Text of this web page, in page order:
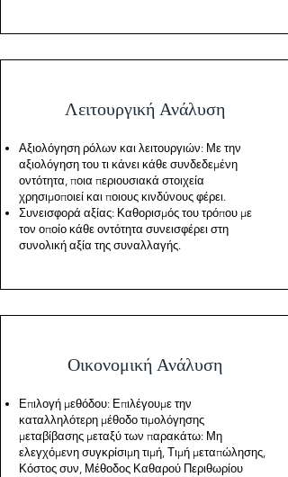
Λειτουργική Ανάλυση
Αξιολόγηση ρόλων και λειτουργιών: Με την
αξιολόγηση του τι κάνει κάθε συνδεδεμένη
οντότητα, ποια περιουσιακά στοιχεία
χρησιμοποιεί και ποιους κινδύνους φέρει.
Συνεισφορά αξίας: Καθορισμός του τρόπου με
τον οποίο κάθε οντότητα συνεισφέρει στη
συνολική αξία της συναλλαγής.
Οικονομική Ανάλυση
Επιλογή μεθόδου: Επιλέγουμε την
καταλληλότερη μέθοδο τιμολόγησης
μεταβίβασης μεταξύ των παρακάτω: Μη
ελεγχόμενη συγκρίσιμη τιμή, Τιμή μεταπώλησης,
Κόστος συν, Μέθοδος Καθαρού Περιθωρίου